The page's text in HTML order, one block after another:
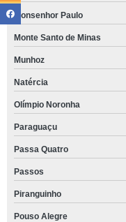
Monsenhor Paulo
Monte Santo de Minas
Munhoz
Natércia
Olímpio Noronha
Paraguaçu
Passa Quatro
Passos
Piranguinho
Pouso Alegre